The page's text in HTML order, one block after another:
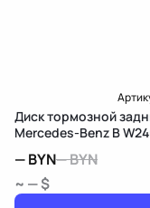
Диск тормозной
Mercedes-Benz B
—BYN—BYN
~ — $